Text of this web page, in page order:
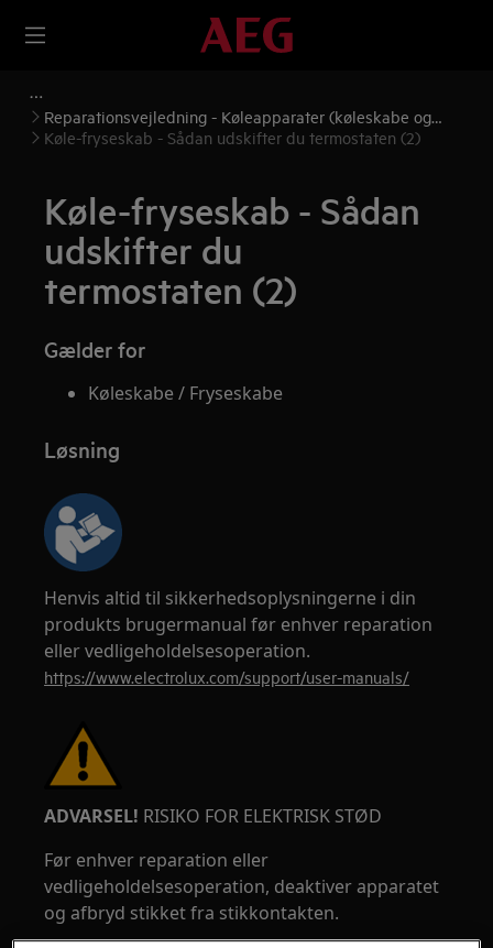
Reparationsvejledning - Køleapparater (køleskabe og
frysere)
Køle-fryseskab - Sådan udskifter du termostaten (2)
Køle-fryseskab - Sådan
udskifter du
termostaten (2)
Gælder for
Køleskabe / Fryseskabe
Løsning
Henvis altid til sikkerhedsoplysningerne i din
produkts brugermanual før enhver reparation
eller vedligeholdelsesoperation.
https://www.electrolux.com/support/user-manuals/
ADVARSEL! RISIKO FOR ELEKTRISK STØD
Før enhver reparation eller
vedligeholdelsesoperation, deaktiver apparatet
og afbryd stikket fra stikkontakten.